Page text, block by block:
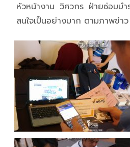
หัวหน้างาน วิศวกร ฝ่ายซ่อมบ
สนใจเป็นอย่างมาก ตามภาพข่าว